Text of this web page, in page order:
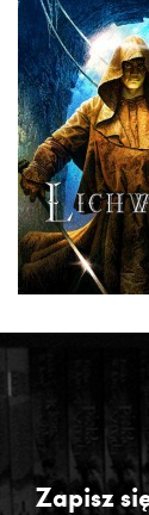
Zapisz